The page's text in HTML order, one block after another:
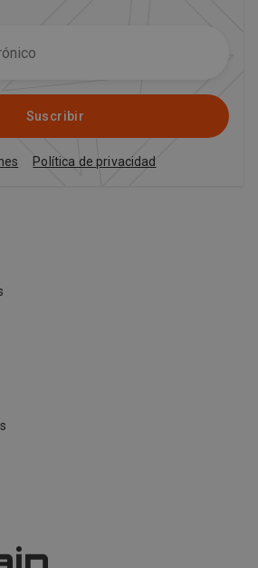
Suscribir
Política de privacidad